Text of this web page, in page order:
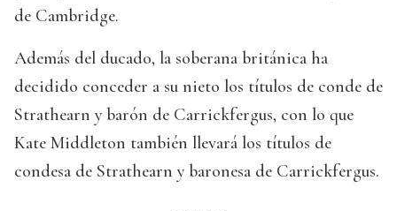
de Cambridge.
Además del ducado, la soberana británica ha
decidido conceder a su nieto los títulos de conde de
Strathearn y barón de Carrickfergus, con lo que
Kate Middleton también llevará los títulos de
condesa de Strathearn y baronesa de Carrickfergus.